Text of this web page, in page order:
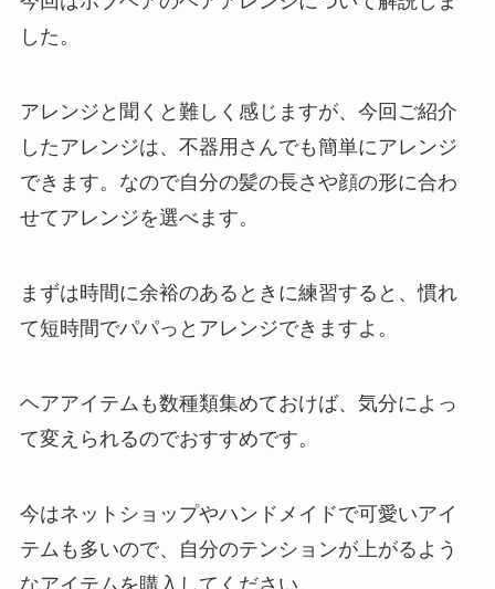
した。
アレンジと聞くと難しく感じますが、今回ご紹介
したアレンジは、不器用さんでも簡単にアレンジ
できます。なので自分の髪の長さや顔の形に合わ
せてアレンジを選べます。
まずは時間に余裕のあるときに練習すると、慣れ
て短時間でパパっとアレンジできますよ。
ヘアアイテムも数種類集めておけば、気分によっ
て変えられるのでおすすめです。
今はネットショップやハンドメイドで可愛いアイ
テムも多いので、自分のテンションが上がるよう
なアイテムを購入してください。